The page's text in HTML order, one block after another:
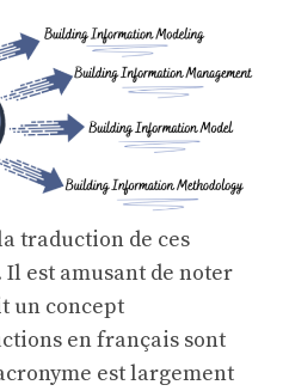
traduction de ces
est amusant de noter
un concept
en français sont
est largement